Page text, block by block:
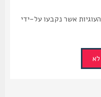
אשר נקבעו על-ידי